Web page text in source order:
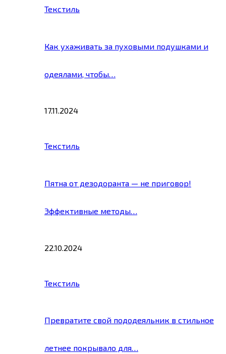
Текстиль
Как ухаживать за пуховыми подушками и
одеялами, чтобы…
17.11.2024
Текстиль
Пятна от дезодоранта — не приговор!
Эффективные методы…
22.10.2024
Текстиль
Превратите свой пододеяльник в стильное
летнее покрывало для…